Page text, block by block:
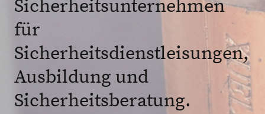
Sicherheitsunternehmen
für
Sicherheitsdienstleisungen,
Ausbildung und
Sicherheitsberatung.